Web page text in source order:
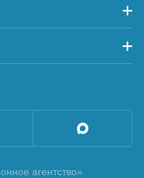
агентство»